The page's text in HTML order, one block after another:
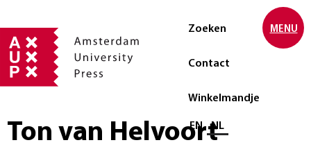
Zoeken
Contact
Winkelmandje
Selecteer taal
EN NL
MENU
Ton van Helvoort